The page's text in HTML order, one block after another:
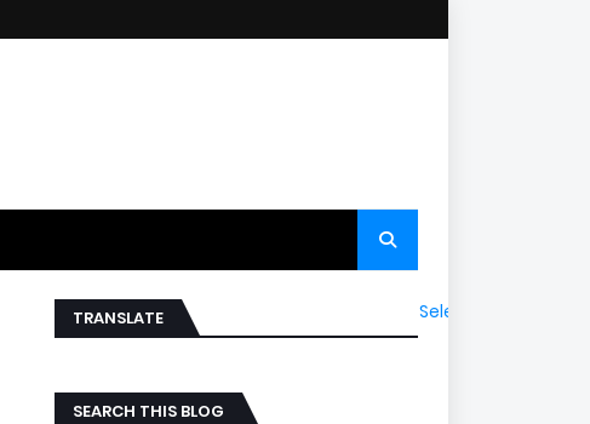
TRANSLATE Select Language
SEARCH THIS BLOG